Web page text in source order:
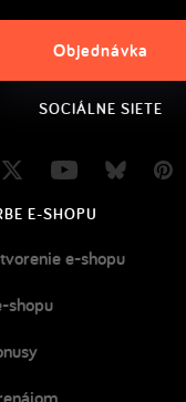
Objednávka
SOCIÁLNE SIETE
Twitter YoutubeBluesky
E-SHOPU
e-shopu
shopu